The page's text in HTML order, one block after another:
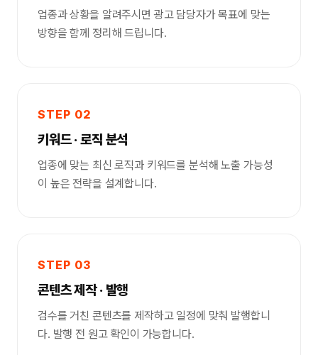
업종과 상황을 알려주시면 광고 담당자가 목표에 맞는
방향을 함께 정리해 드립니다.
STEP 02
키워드 · 로직 분석
업종에 맞는 최신 로직과 키워드를 분석해 노출 가능성
이 높은 전략을 설계합니다.
STEP 03
콘텐츠 제작 · 발행
검수를 거친 콘텐츠를 제작하고 일정에 맞춰 발행합니
다. 발행 전 원고 확인이 가능합니다.